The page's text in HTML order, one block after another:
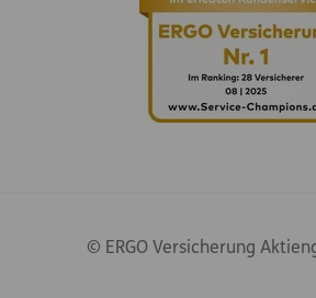
© ERGO Versicherung